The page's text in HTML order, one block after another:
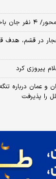
باختند
در قشم، هدف
پیروزی کرد
و عمان درباره
را پذیرفت